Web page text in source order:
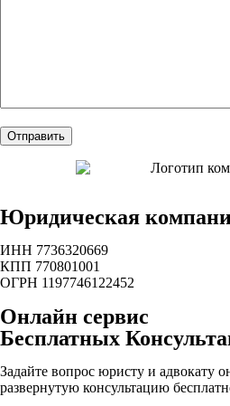
Юридическая
ИНН 7736320669
КПП 770801001
ОГРН 1197746122452
Онлайн сервис
Бесплатных
Задайте вопрос юристу и адвокату
развернутую консультацию